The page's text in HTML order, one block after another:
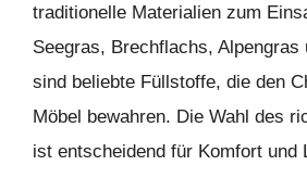
traditionelle Materialien zum
Seegras, Brechflachs, Alpengras
sind beliebte Füllstoffe, die den
Möbel bewahren. Die Wahl des
ist entscheidend für Komfort und